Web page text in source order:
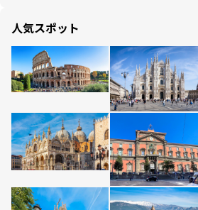
人気スポット